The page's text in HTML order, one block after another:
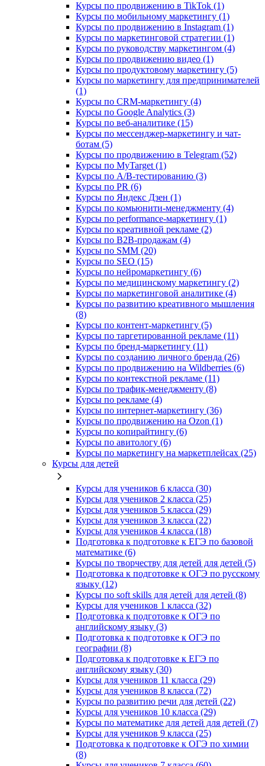
Курсы по продвижению в TikTok (1)
Курсы по мобильному маркетингу (1)
Курсы по продвижению в Instagram (1)
Курсы по маркетинговой стратегии (1)
Курсы по руководству маркетингом (4)
Курсы по продвижению видео (1)
Курсы по продуктовому маркетингу (5)
Курсы по маркетингу для предпринимателей
(1)
Курсы по CRM-маркетингу (4)
Курсы по Google Analytics (3)
Курсы по веб-аналитике (15)
Курсы по мессенджер-маркетингу и чат-
ботам (5)
Курсы по продвижению в Telegram (52)
Курсы по MyTarget (1)
Курсы по A/B-тестированию (3)
Курсы по PR (6)
Курсы по Яндекс Дзен (1)
Курсы по комьюнити-менеджменту (4)
Курсы по performance-маркетингу (1)
Курсы по креативной рекламе (2)
Курсы по B2B-продажам (4)
Курсы по SMM (20)
Курсы по SEO (15)
Курсы по нейромаркетингу (6)
Курсы по медицинскому маркетингу (2)
Курсы по маркетинговой аналитике (4)
Курсы по развитию креативного мышления
(8)
Курсы по контент-маркетингу (5)
Курсы по таргетированной рекламе (11)
Курсы по бренд-маркетингу (11)
Курсы по созданию личного бренда (26)
Курсы по продвижению на Wildberries (6)
Курсы по контекстной рекламе (11)
Курсы по трафик-менеджменту (8)
Курсы по рекламе (4)
Курсы по интернет-маркетингу (36)
Курсы по продвижению на Ozon (1)
Курсы по копирайтингу (6)
Курсы по авитологу (6)
Курсы по маркетингу на маркетплейсах (25)
Курсы для детей
Курсы для учеников 6 класса (30)
Курсы для учеников 2 класса (25)
Курсы для учеников 5 класса (29)
Курсы для учеников 3 класса (22)
Курсы для учеников 4 класса (18)
Подготовка к подготовке к ЕГЭ по базовой
математике (6)
Курсы по творчеству для детей для детей (5)
Подготовка к подготовке к ОГЭ по русскому
языку (12)
Курсы по soft skills для детей для детей (8)
Курсы для учеников 1 класса (32)
Подготовка к подготовке к ОГЭ по
английскому языку (3)
Подготовка к подготовке к ОГЭ по
географии (8)
Подготовка к подготовке к ЕГЭ по
английскому языку (30)
Курсы для учеников 11 класса (29)
Курсы для учеников 8 класса (72)
Курсы по развитию речи для детей (22)
Курсы для учеников 10 класса (29)
Курсы по математике для детей для детей (7)
Курсы для учеников 9 класса (25)
Подготовка к подготовке к ОГЭ по химии
(8)